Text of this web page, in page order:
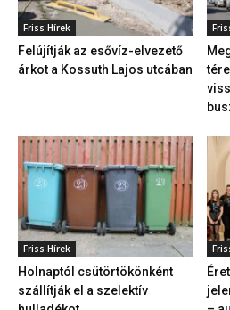
Friss Hírek
Felújítják az esővíz-elvezető
árkot a Kossuth Lajos utcában
Friss Hírek
Holnaptól csütörtökönként
szállítják el a szelektív